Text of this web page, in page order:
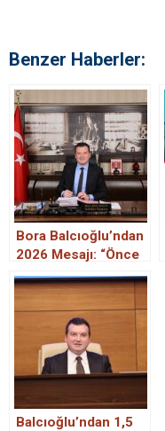
Benzer Haberler:
Bora Balcıoğlu’ndan
2026 Mesajı: “Önce
İnsan, Önce Vicdan”
Balcıoğlu’ndan 1,5